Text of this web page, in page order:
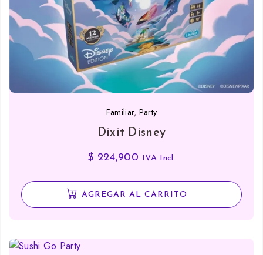
Familiar, Party
Dixit Disney
$ 224,900 IVA Incl.
AGREGAR AL CARRITO